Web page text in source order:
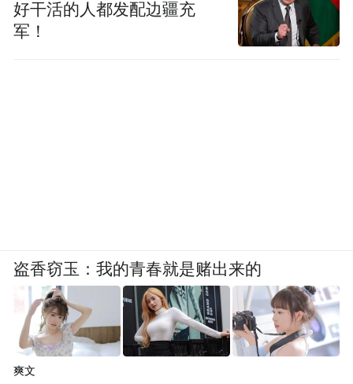
好干活的人都发配边疆充
军！
盗香窃玉：我的青春就是赌出来的
爽文